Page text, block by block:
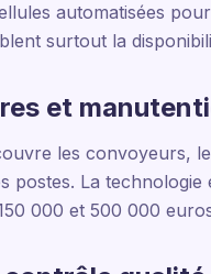
automatisées
surtout la
et
les convoyeurs,
postes. La
000 et 500 000